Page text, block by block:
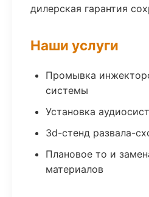
дилерская гарантия
Наши услуги
Промывка
системы
Установка
3d-стенд развала-
Плановое то и
материалов